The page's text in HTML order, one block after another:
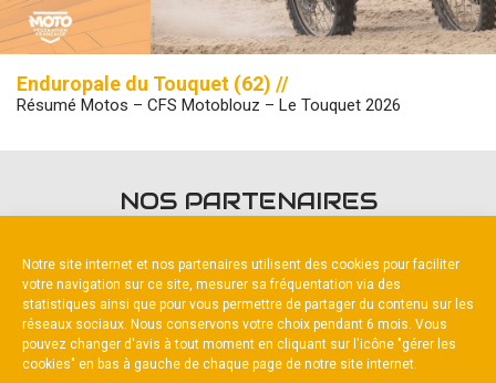
Notre site internet et nos partenaires utilisent des cookies pour faciliter
votre navigation sur ce site, mesurer sa fréquentation via des
statistiques ainsi que pour vous permettre de partager du contenu sur les
réseaux sociaux. Nous conservons votre choix pendant 6 mois. Vous
pouvez changer d'avis à tout moment en cliquant sur l'icône "gérer les
cookies" en bas à gauche de chaque page de notre site internet.
Enduropale du Touquet (62) //
Résumé Motos – CFS Motoblouz – Le Touquet 2026
NOS PARTENAIRES
Partenaire constructeur